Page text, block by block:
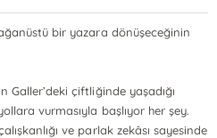
bir yazara dönüşeceğinin
Galler’deki çiftliğinde yaşadığı
vurmasıyla başlıyor her şey.
ve parlak zekâsı sayesinde